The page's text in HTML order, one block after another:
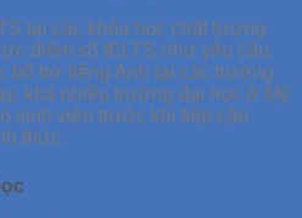
tại các khóa học chất lượng
điểm số IELTS như yêu cầu.
bổ trợ tiếng Anh tại các trường
khá nhiều trường đại học ở Mỹ
sinh viên trước khi tiếp cận
thức.